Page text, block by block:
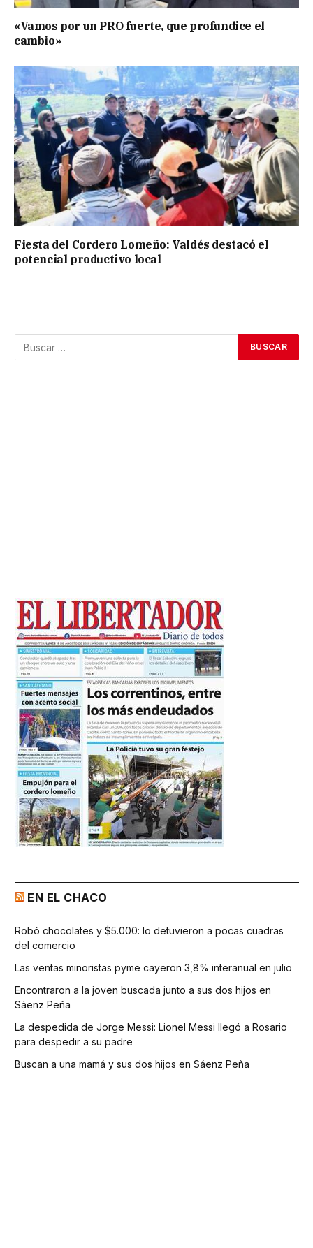
«Vamos por un PRO fuerte, que profundice el
cambio»
Fiesta del Cordero Lomeño: Valdés destacó el
potencial productivo local
EN EL CHACO
Robó chocolates y $5.000: lo detuvieron a pocas cuadras
del comercio
Las ventas minoristas pyme cayeron 3,8% interanual en julio
Encontraron a la joven buscada junto a sus dos hijos en
Sáenz Peña
La despedida de Jorge Messi: Lionel Messi llegó a Rosario
para despedir a su padre
Buscan a una mamá y sus dos hijos en Sáenz Peña